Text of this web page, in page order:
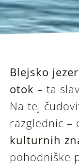
Blejsko
otok – ta
Na tej
razglednic –
kulturnih
pohodniške